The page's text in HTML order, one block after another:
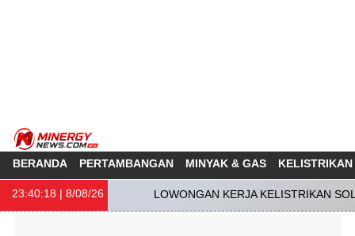
BERANDA PERTAMBANGAN MINYAK & GAS KELISTRIKAN
23:40:18 | 8/08/26 LOWONGAN KERJA KELISTRIKAN